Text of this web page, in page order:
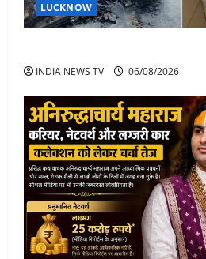
LUCKNOW
INDIA NEWS TV 06/08/2026